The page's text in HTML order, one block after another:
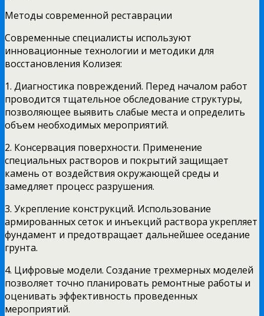
Методы современной реставрации
Современные специалисты используют
инновационные технологии и методики для
восстановления Колизея:
1. Диагностика повреждений. Перед началом работ
проводится тщательное обследование структуры,
позволяющее выявить слабые места и определить
объем необходимых мероприятий.
2. Консервация поверхности. Применение
специальных растворов и покрытий защищает
камень от воздействия окружающей среды и
замедляет процесс разрушения.
3. Укрепление конструкций. Использование
армированных сеток и инъекций раствора укрепляет
фундамент и предотвращает дальнейшее оседание
грунта.
4. Цифровые модели. Создание трехмерных моделей
позволяет точно планировать ремонтные работы и
оценивать эффективность проведенных
мероприятий.